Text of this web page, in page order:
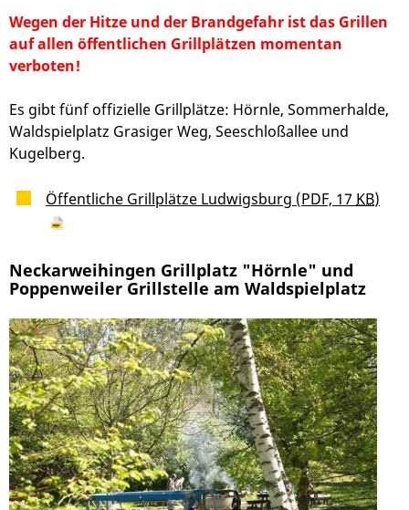
Wegen der Hitze und der Brandgefahr ist das Grillen
auf allen öffentlichen Grillplätzen momentan
verboten!
Es gibt fünf offizielle Grillplätze: Hörnle, Sommerhalde,
Waldspielplatz Grasiger Weg, Seeschloßallee und
Kugelberg.
Öffentliche Grillplätze Ludwigsburg (PDF, 17 KB)
Neckarweihingen Grillplatz "Hörnle" und
Poppenweiler Grillstelle am Waldspielplatz